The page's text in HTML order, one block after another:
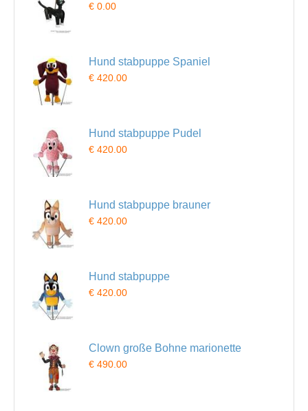
€ 0.00
Hund stabpuppe Spaniel
€ 420.00
Hund stabpuppe Pudel
€ 420.00
Hund stabpuppe brauner
€ 420.00
Hund stabpuppe
€ 420.00
Clown große Bohne marionette
€ 490.00